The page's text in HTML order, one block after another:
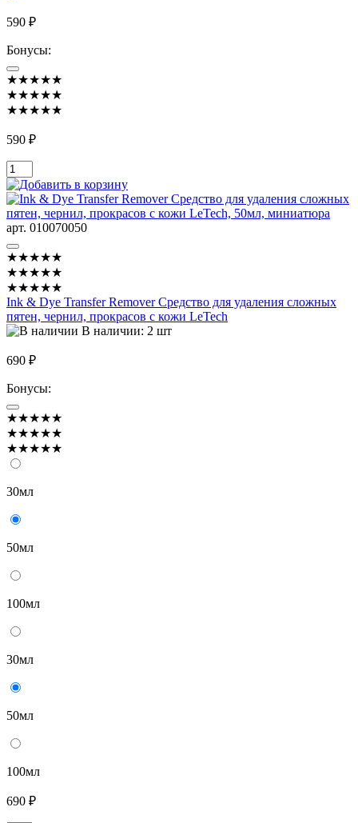
590 ₽
Бонусы:
★★★★★
★★★★★
★★★★★
590 ₽
арт. 010070050
★★★★★
★★★★★
★★★★★
Ink & Dye Transfer Remover Средство для удаления сложных
пятен, чернил, прокрасов с кожи LeTech
В наличии: 2 шт
690 ₽
Бонусы:
★★★★★
★★★★★
★★★★★
30мл
50мл
100мл
30мл
50мл
100мл
690 ₽